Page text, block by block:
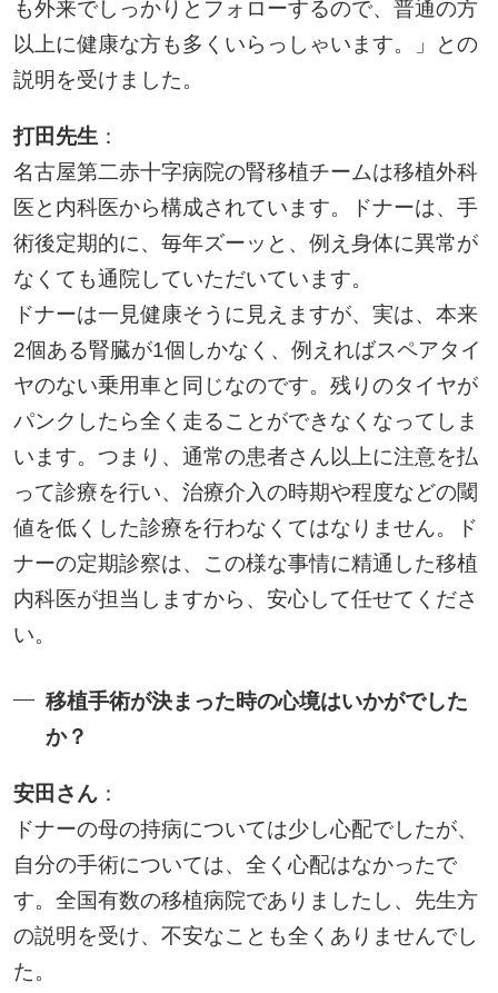
も外来でしっかりとフォローするので、普通の方
以上に健康な方も多くいらっしゃいます。」との
説明を受けました。
打田先生 ：
名古屋第二赤十字病院の腎移植チームは移植外科
医と内科医から構成されています。ドナーは、手
術後定期的に、毎年ズーッと、例え身体に異常が
なくても通院していただいています。
ドナーは一見健康そうに見えますが、実は、本来
2個ある腎臓が1個しかなく、例えればスペアタイ
ヤのない乗用車と同じなのです。残りのタイヤが
パンクしたら全く走ることができなくなってしま
います。つまり、通常の患者さん以上に注意を払
って診療を行い、治療介入の時期や程度などの閾
値を低くした診療を行わなくてはなりません。ド
ナーの定期診察は、この様な事情に精通した移植
内科医が担当しますから、安心して任せてくださ
い。
移植手術が決まった時の心境はいかがでした
か？
安田さん：
ドナーの母の持病については少し心配でしたが、
自分の手術については、全く心配はなかったで
す。全国有数の移植病院でありましたし、先生方
の説明を受け、不安なことも全くありませんでし
た。